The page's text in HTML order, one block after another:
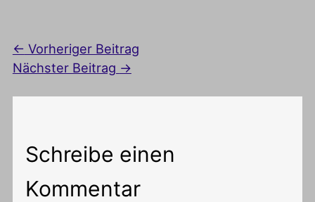
← Vorheriger Beitrag
Nächster Beitrag →
Schreibe einen
Kommentar